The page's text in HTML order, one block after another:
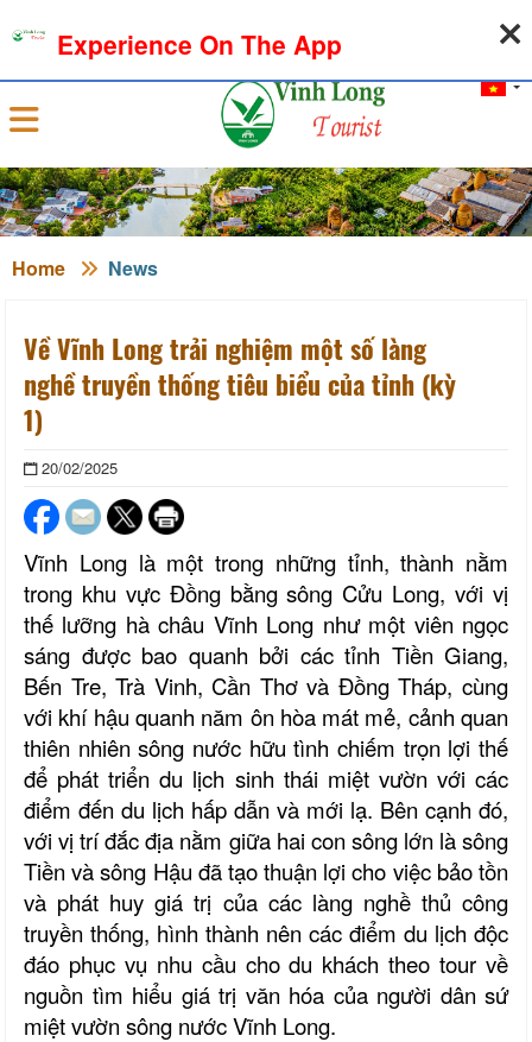
Sign in
Home News
Về Vĩnh Long trải nghiệm một số làng
nghề truyền thống tiêu biểu của tỉnh (kỳ
1)
20/02/2025
Vĩnh Long là một trong những tỉnh, thành nằm
trong khu vực Đồng bằng sông Cửu Long, với vị
thế lưỡng hà châu Vĩnh Long như một viên ngọc
sáng được bao quanh bởi các tỉnh Tiền Giang,
Bến Tre, Trà Vinh, Cần Thơ và Đồng Tháp, cùng
với khí hậu quanh năm ôn hòa mát mẻ, cảnh quan
thiên nhiên sông nước hữu tình chiếm trọn lợi thế
để phát triển du lịch sinh thái miệt vườn với các
điểm đến du lịch hấp dẫn và mới lạ. Bên cạnh đó,
với vị trí đắc địa nằm giữa hai con sông lớn là sông
Tiền và sông Hậu đã tạo thuận lợi cho việc bảo tồn
và phát huy giá trị của các làng nghề thủ công
truyền thống, hình thành nên các điểm du lịch độc
đáo phục vụ nhu cầu cho du khách theo tour về
nguồn tìm hiểu giá trị văn hóa của người dân sứ
miệt vườn sông nước Vĩnh Long.
Experience On The App